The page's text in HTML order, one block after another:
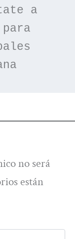
a
para
no será
están